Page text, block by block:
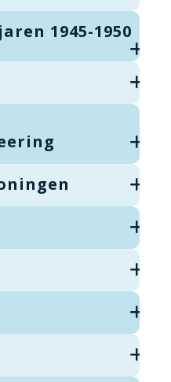
1945-1950